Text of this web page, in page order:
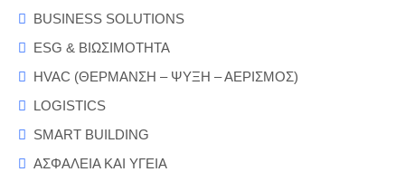
BUSINESS SOLUTIONS
ESG & ΒΙΩΣΙΜΟΤΗΤΑ
HVAC (ΘΕΡΜΑΝΣΗ – ΨΥΞΗ – ΑΕΡΙΣΜΟΣ)
LOGISTICS
SMART BUILDING
ΑΣΦΑΛΕΙΑ ΚΑΙ ΥΓΕΙΑ